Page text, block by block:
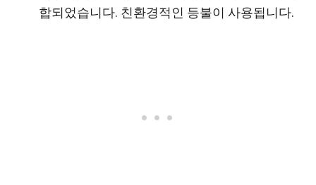
합되었습니다. 친환경적인 등불이 사용됩니다.